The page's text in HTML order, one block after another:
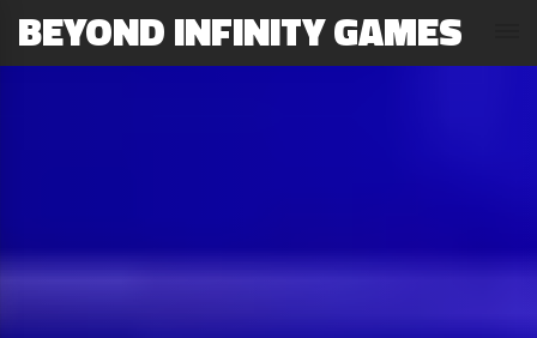
BEYOND INFINITY GAMES